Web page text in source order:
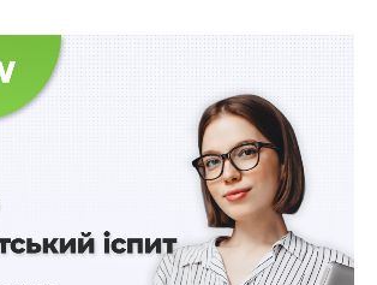
– Міністерством освіти і
спорту Автономної Республіки Крим,
молоді та спорту
та Севастопольської міських
за клопотанням:
школи – для спортивних
яких є орган місцевого